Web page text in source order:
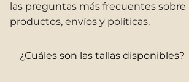
las preguntas más frecuentes
productos, envíos y políticas.
¿Cuáles son las tallas disponibles?